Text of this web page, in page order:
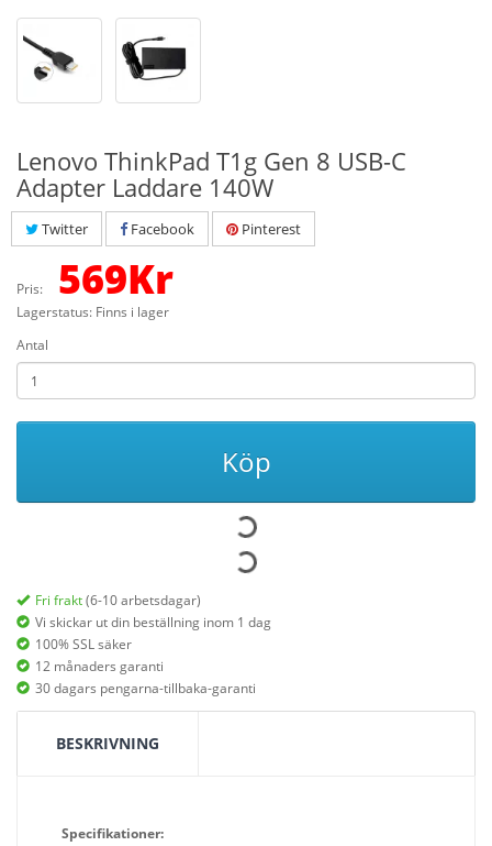
Lenovo ThinkPad T1g Gen 8 USB-C
Adapter Laddare 140W
Twitter Facebook Pinterest
Pris: 569Kr
Lagerstatus: Finns i lager
Antal
Köp
Fri frakt(6-10 arbetsdagar)
Vi skickar ut din beställning inom 1 dag
100% SSL säker
12 månaders garanti
30 dagars pengarna-tillbaka-garanti
BESKRIVNING
Specifikationer: